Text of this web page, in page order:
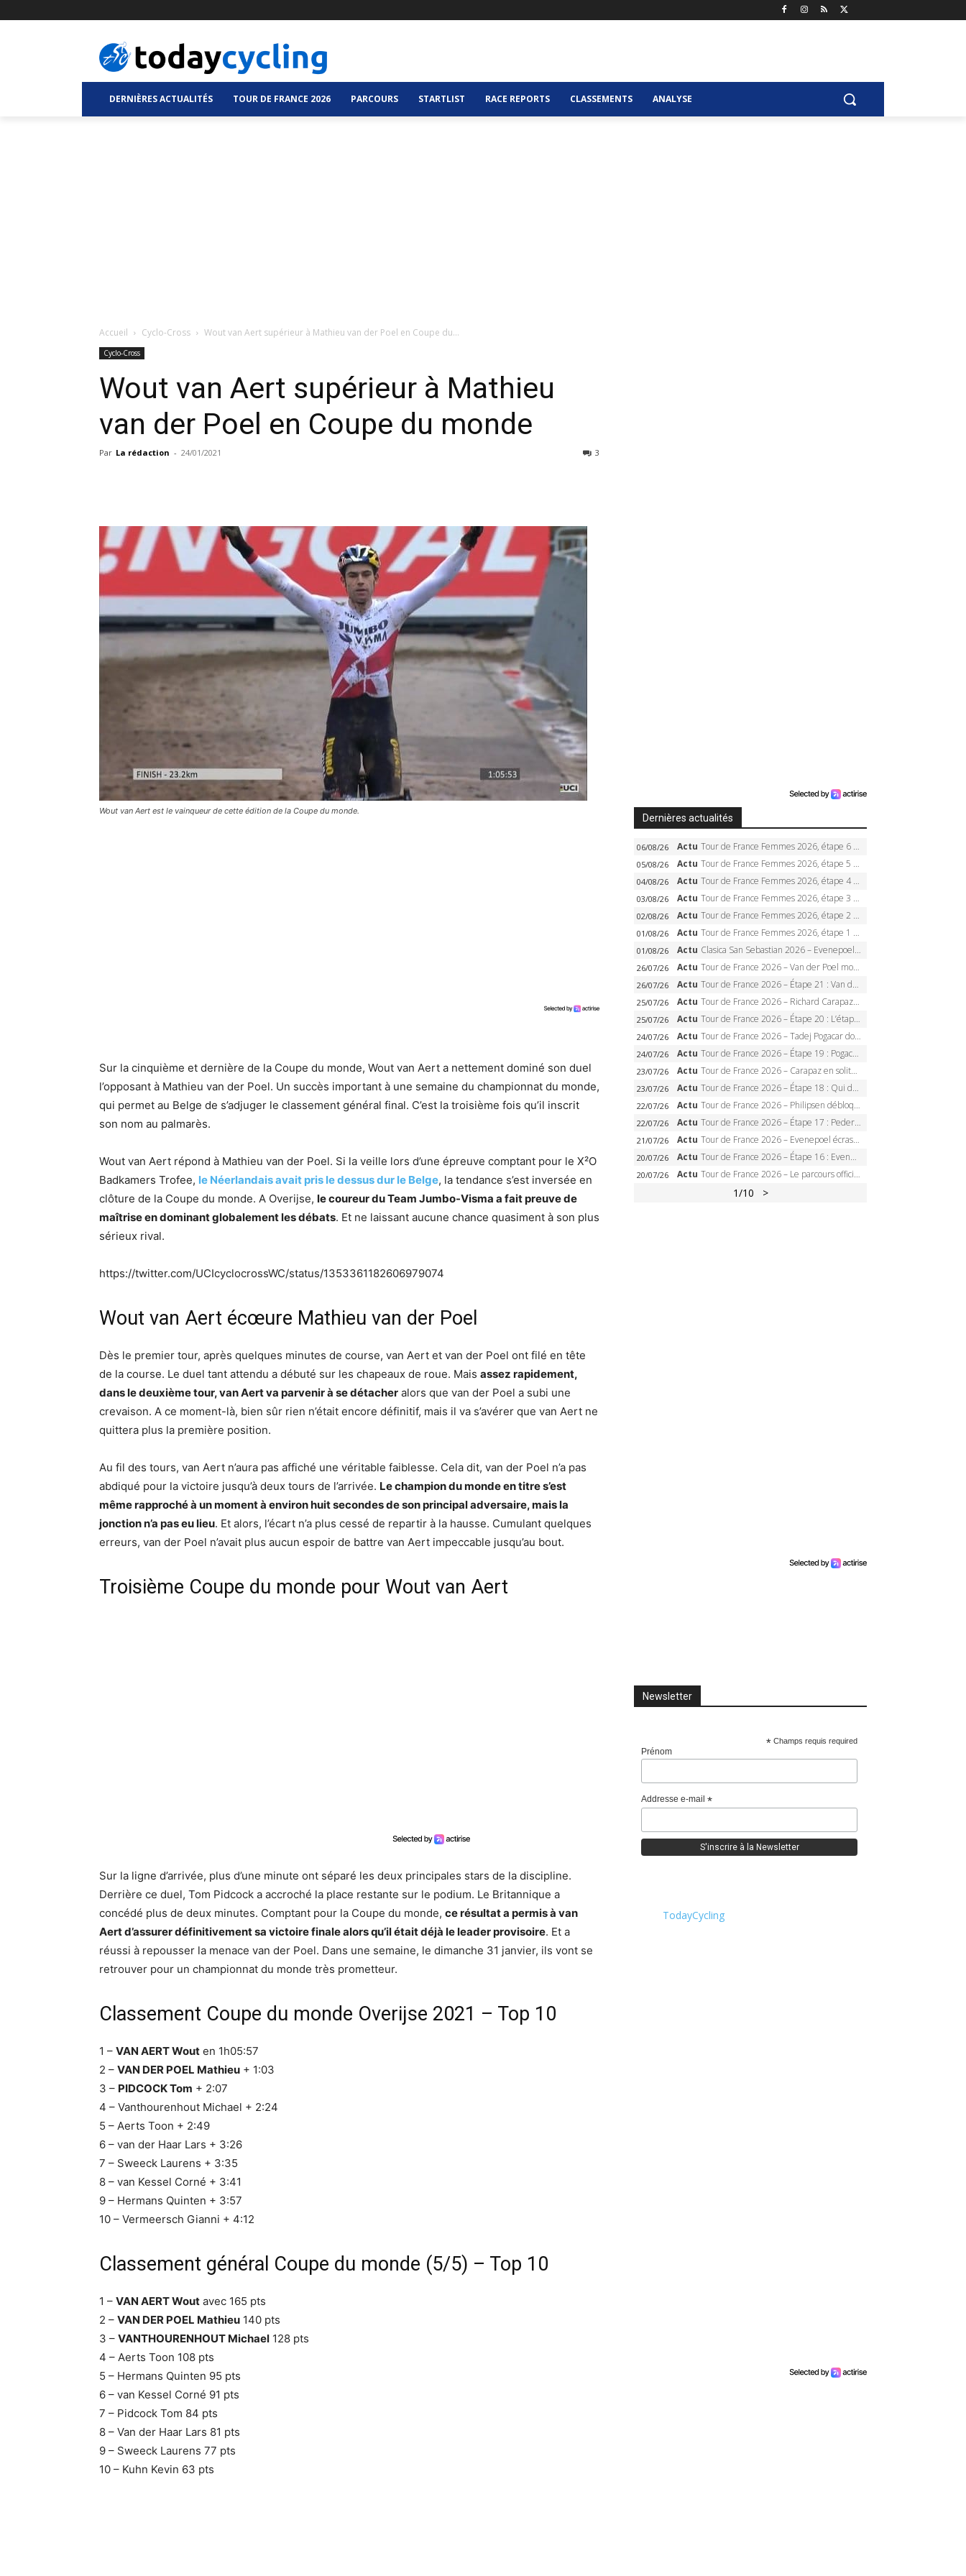
DERNIÈRES ACTUALITÉS TOUR DE FRANCE 2026 PARCOURS STARTLIST RACE REPORTS CLASSEMENTS ANALYSE
Accueil Cyclo-Cross Wout van Aert supérieur à Mathieu van der Poel en Coupe du...
Cyclo-Cross
Wout van Aert supérieur à Mathieu
van der Poel en Coupe du monde
Par La rédaction - 24/01/2021 3
Wout van Aert est le vainqueur de cette édition de la Coupe du monde.
Sur la cinquième et dernière de la Coupe du monde, Wout van Aert a nettement dominé son duel
l’opposant à Mathieu van der Poel. Un succès important à une semaine du championnat du monde,
qui permet au Belge de s’adjuger le classement général final. C’est la troisième fois qu’il inscrit
son nom au palmarès.
Wout van Aert répond à Mathieu van der Poel. Si la veille lors d’une épreuve comptant pour le X²O
Badkamers Trofee, le Néerlandais avait pris le dessus dur le Belge, la tendance s’est inversée en
clôture de la Coupe du monde. A Overijse, le coureur du Team Jumbo-Visma a fait preuve de
maîtrise en dominant globalement les débats. Et ne laissant aucune chance quasiment à son plus
sérieux rival.
https://twitter.com/UCIcyclocrossWC/status/1353361182606979074
Wout van Aert écœure Mathieu van der Poel
Dès le premier tour, après quelques minutes de course, van Aert et van der Poel ont filé en tête
de la course. Le duel tant attendu a débuté sur les chapeaux de roue. Mais assez rapidement,
dans le deuxième tour, van Aert va parvenir à se détacher alors que van der Poel a subi une
crevaison. A ce moment-là, bien sûr rien n’était encore définitif, mais il va s’avérer que van Aert ne
quittera plus la première position.
Au fil des tours, van Aert n’aura pas affiché une véritable faiblesse. Cela dit, van der Poel n’a pas
abdiqué pour la victoire jusqu’à deux tours de l’arrivée. Le champion du monde en titre s’est
même rapproché à un moment à environ huit secondes de son principal adversaire, mais la
jonction n’a pas eu lieu. Et alors, l’écart n’a plus cessé de repartir à la hausse. Cumulant quelques
erreurs, van der Poel n’avait plus aucun espoir de battre van Aert impeccable jusqu’au bout.
Troisième Coupe du monde pour Wout van Aert
Sur la ligne d’arrivée, plus d’une minute ont séparé les deux principales stars de la discipline.
Derrière ce duel, Tom Pidcock a accroché la place restante sur le podium. Le Britannique a
concédé plus de deux minutes. Comptant pour la Coupe du monde, ce résultat a permis à van
Aert d’assurer définitivement sa victoire finale alors qu’il était déjà le leader provisoire. Et a
réussi à repousser la menace van der Poel. Dans une semaine, le dimanche 31 janvier, ils vont se
retrouver pour un championnat du monde très prometteur.
Classement Coupe du monde Overijse 2021 – Top 10
1 – VAN AERT Wout en 1h05:57
2 – VAN DER POEL Mathieu + 1:03
3 – PIDCOCK Tom + 2:07
4 – Vanthourenhout Michael + 2:24
5 – Aerts Toon + 2:49
6 – van der Haar Lars + 3:26
7 – Sweeck Laurens + 3:35
8 – van Kessel Corné + 3:41
9 – Hermans Quinten + 3:57
10 – Vermeersch Gianni + 4:12
Classement général Coupe du monde (5/5) – Top 10
1 – VAN AERT Wout avec 165 pts
2 – VAN DER POEL Mathieu 140 pts
3 – VANTHOURENHOUT Michael 128 pts
4 – Aerts Toon 108 pts
5 – Hermans Quinten 95 pts
6 – van Kessel Corné 91 pts
7 – Pidcock Tom 84 pts
8 – Van der Haar Lars 81 pts
9 – Sweeck Laurens 77 pts
10 – Kuhn Kevin 63 pts
Dernières actualités
06/08/26 Actu Tour de France Femmes 2026, étape 6 – Kim Le Court-Pienaar gagne à Tournon, Reusser en jaune
05/08/26 Actu Tour de France Femmes 2026, étape 5 – Demi Vollering gagne à Belleville, Reusser en jaune, Ferrand-Prévot coule
04/08/26 Actu Tour de France Femmes 2026, étape 4 – Marlen Reusser écrase le chrono, Ferrand-Prévot en crise
03/08/26 Actu Tour de France Femmes 2026, étape 3 – Sigrid Haugset en solitaire, 88 km d’échappée, maillot jaune
02/08/26 Actu Tour de France Femmes 2026, étape 2 – Lorena Wiebes doublé à Genève, Markus héroïque, 7e record
01/08/26 Actu Tour de France Femmes 2026, étape 1 – Lorena Wiebes intouchable à Lausanne, premier maillot jaune
01/08/26 Actu Clasica San Sebastian 2026 – Evenepoel recordman, 4e victoire, Carapaz battu au sprint
26/07/26 Actu Tour de France 2026 – Van der Poel monumental à Paris, Pogacar égale le record des cinq sacres
26/07/26 Actu Tour de France 2026 – Étape 21 : Van der Poel, Pogacar, qui succédera à Wout van Aert sur les Champs-Elysées ?
25/07/26 Actu Tour de France 2026 – Richard Carapaz roi des Alpes, doublé et maillot à pois, Seixas perd le podium
25/07/26 Actu Tour de France 2026 – Étape 20 : L’étape reine, Galibier, Sarenne, Alpe d’Huez, qui succédera à Pogacar ?
24/07/26 Actu Tour de France 2026 – Tadej Pogacar dompte l’Alpe d’Huez, 5e victoire, record de Pantani pulvérisé
24/07/26 Actu Tour de France 2026 – Étape 19 : Pogacar peut-il enfin dompter l’Alpe d’Huez ?
23/07/26 Actu Tour de France 2026 – Carapaz en solitaire à Orcières-Merlette, Paret-Peintre à un point du maillot à pois
23/07/26 Actu Tour de France 2026 – Étape 18 : Qui domptera Orcières-Merlette, première marche vers l’Alpe d’Huez ?
22/07/26 Actu Tour de France 2026 – Philipsen débloque son compteur à Voiron, Pedersen en danger pour le maillot vert
22/07/26 Actu Tour de France 2026 – Étape 17 : Pedersen peut-il verrouiller le maillot vert à Voiron ?
21/07/26 Actu Tour de France 2026 – Evenepoel écrase le chrono d’Évian, Seixas 4e, Lipowitz abandonne
20/07/26 Actu Tour de France 2026 – Étape 16 : Evenepoel, Pogacar, Ganna… qui domptera le chrono d’Évian pour redessiner le podium ?
20/07/26 Actu Tour de France 2026 – Le parcours officiel complet : 21 étapes, profils, carte et dates
1/10 >
Newsletter
* Champs requis required
Prénom
Addresse e-mail *
TodayCycling